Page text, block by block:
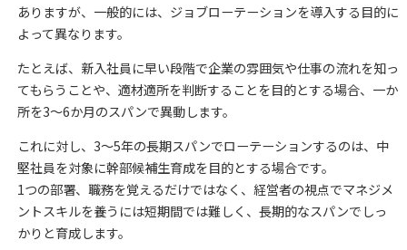
ありますが、一般的には、ジョブローテーションを導入する目的に
よって異なります。
たとえば、新入社員に早い段階で企業の雰囲気や仕事の流れを知っ
てもらうことや、適材適所を判断することを目的とする場合、一か
所を3～6か月のスパンで異動します。
これに対し、3～5年の長期スパンでローテーションするのは、中
堅社員を対象に幹部候補生育成を目的とする場合です。
1つの部署、職務を覚えるだけではなく、経営者の視点でマネジメ
ントスキルを養うには短期間では難しく、長期的なスパンでしっ
かりと育成します。